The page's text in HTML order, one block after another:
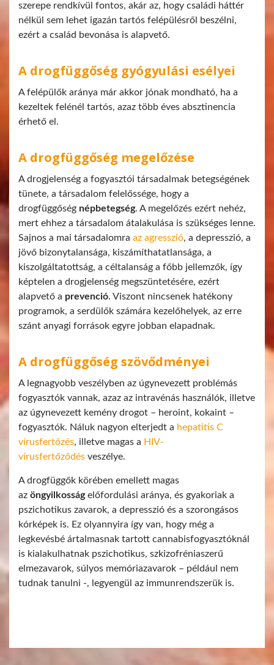
szerepe rendkívül fontos, akár az, hogy családi háttér
nélkül sem lehet igazán tartós felépülésről beszélni,
ezért a család bevonása is alapvető.
A drogfüggőség gyógyulási esélyei
A felépülők aránya már akkor jónak mondható, ha a
kezeltek felénél tartós, azaz több éves absztinencia
érhető el.
A drogfüggőség megelőzése
A drogjelenség a fogyasztói társadalmak betegségének
tünete, a társadalom felelőssége, hogy a
drogfüggőség népbetegség. A megelőzés ezért nehéz,
mert ehhez a társadalom átalakulása is szükséges lenne.
Sajnos a mai társadalomra az agresszió, a depresszió, a
jövő bizonytalansága, kiszámíthatatlansága, a
kiszolgáltatottság, a céltalanság a főbb jellemzők, így
képtelen a drogjelenség megszüntetésére, ezért
alapvető a prevenció. Viszont nincsenek hatékony
programok, a serdülők számára kezelőhelyek, az erre
szánt anyagi források egyre jobban elapadnak.
A drogfüggőség szövődményei
A legnagyobb veszélyben az úgynevezett problémás
fogyasztók vannak, azaz az intravénás használók, illetve
az úgynevezett kemény drogot – heroint, kokaint –
fogyasztók. Náluk nagyon elterjedt a hepatitis C
vírusfertőzés, illetve magas a HIV-
vírusfertőződés veszélye.
A drogfüggők körében emellett magas
az öngyilkosságelőfordulási aránya, és gyakoriak a
pszichotikus zavarok, a depresszió és a szorongásos
kórképek is. Ez olyannyira így van, hogy még a
legkevésbé ártalmasnak tartott cannabisfogyasztóknál
is kialakulhatnak pszichotikus, szkizofréniaszerű
elmezavarok, súlyos memóriazavarok – például nem
tudnak tanulni -, legyengül az immunrendszerük is.